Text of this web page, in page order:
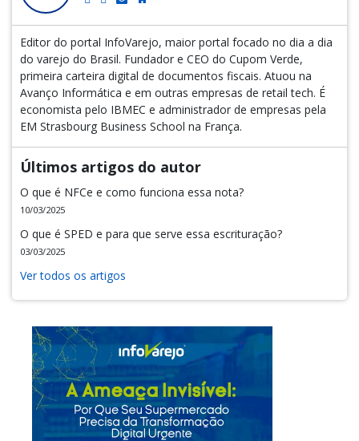
Editor do portal InfoVarejo, maior portal focado no dia a dia
do varejo do Brasil. Fundador e CEO do Cupom Verde,
primeira carteira digital de documentos fiscais. Atuou na
Avanço Informática e em outras empresas de retail tech. É
economista pelo IBMEC e administrador de empresas pela
EM Strasbourg Business School na França.
Últimos artigos do autor
O que é NFCe e como funciona essa nota?
10/03/2025
O que é SPED e para que serve essa escrituração?
03/03/2025
Ver todos os artigos